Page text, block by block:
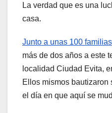
La verdad que es una
casa.
Junto a unas 100 familias
más de dos años a este
localidad Ciudad Evita,
Ellos mismos bautizaron
el día en que aquí se